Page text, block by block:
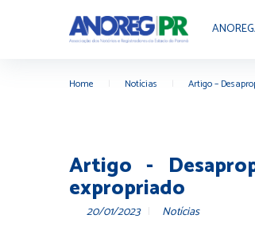
Home Notícias Artigo –
Artigo -
expropriado
20/01/2023 Notícias